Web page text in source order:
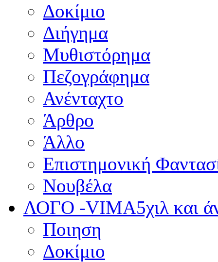
Δοκίμιο
Διήγημα
Μυθιστόρημα
Πεζογράφημα
Ανένταχτο
Άρθρο
Άλλο
Επιστημονική
Νουβέλα
ΛΟΓΟ -VIMA5χιλ και
Ποιηση
Δοκίμιο